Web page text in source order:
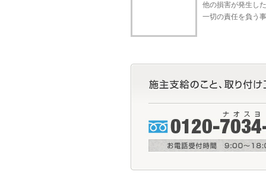
他の損害が発生し
一切の責任を負う